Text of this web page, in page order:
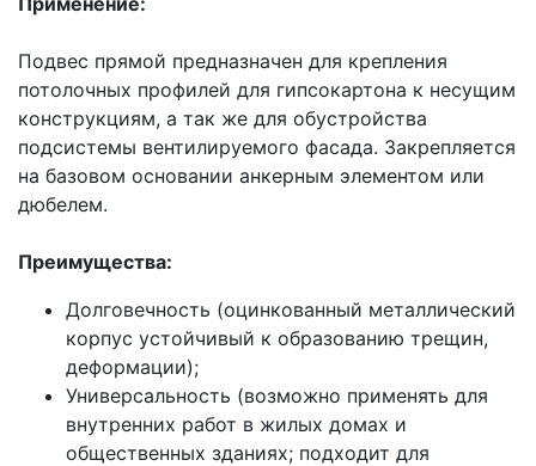
Подвес прямой предназначен для крепления
потолочных профилей для гипсокартона к несущим
конструкциям, а так же для обустройства
подсистемы вентилируемого фасада. Закрепляется
на базовом основании анкерным элементом или
дюбелем.
Преимущества:
Долговечность (оцинкованный металлический
корпус устойчивый к образованию трещин,
деформации);
Универсальность (возможно применять для
внутренних работ в жилых домах и
общественных зданиях; подходит для